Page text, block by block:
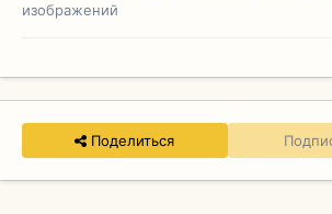
изображений
Поделиться